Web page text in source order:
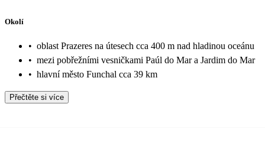
Okolí
• oblast Prazeres na útesech cca 400 m nad hladinou oceánu
• mezi pobřežními vesničkami Paúl do Mar a Jardim do Mar
• hlavní město Funchal cca 39 km
Přečtěte si více